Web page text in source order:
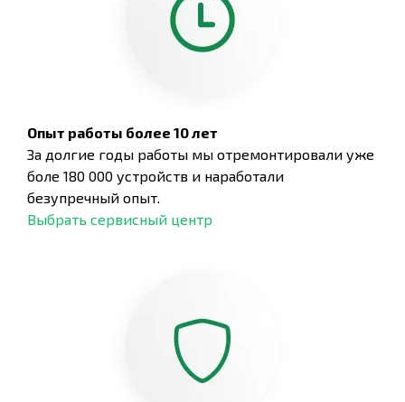
Опыт работы более 10 лет
За долгие годы работы мы отремонтировали уже
боле 180 000 устройств и наработали
безупречный опыт.
Выбрать сервисный центр